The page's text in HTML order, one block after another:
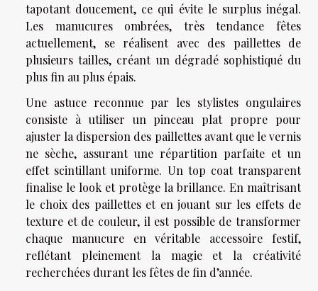
tapotant doucement, ce qui évite le surplus inégal.
Les manucures ombrées, très tendance fêtes
actuellement, se réalisent avec des paillettes de
plusieurs tailles, créant un dégradé sophistiqué du
plus fin au plus épais.
Une astuce reconnue par les stylistes ongulaires
consiste à utiliser un pinceau plat propre pour
ajuster la dispersion des paillettes avant que le vernis
ne sèche, assurant une répartition parfaite et un
effet scintillant uniforme. Un top coat transparent
finalise le look et protège la brillance. En maîtrisant
le choix des paillettes et en jouant sur les effets de
texture et de couleur, il est possible de transformer
chaque manucure en véritable accessoire festif,
reflétant pleinement la magie et la créativité
recherchées durant les fêtes de fin d’année.